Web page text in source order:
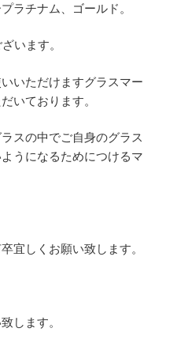
ラチナム、ゴールド。
います。
いただけますグラスマー
いております。
スの中でご自身のグラス
うになるためにつけるマ
宜しくお願い致します。
します。